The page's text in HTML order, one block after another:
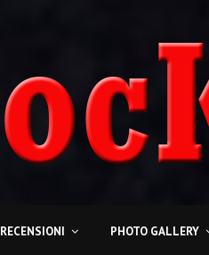
RECENSIONI PHOTO GALLERY